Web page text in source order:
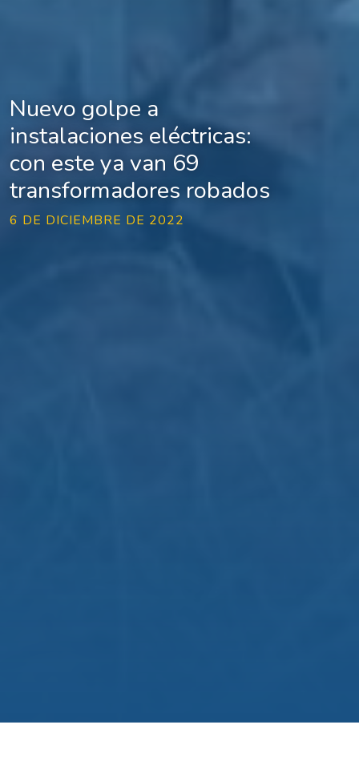
Nuevo golpe a
instalaciones eléctricas:
con este ya van 69
transformadores robados
6 DE DICIEMBRE DE 2022